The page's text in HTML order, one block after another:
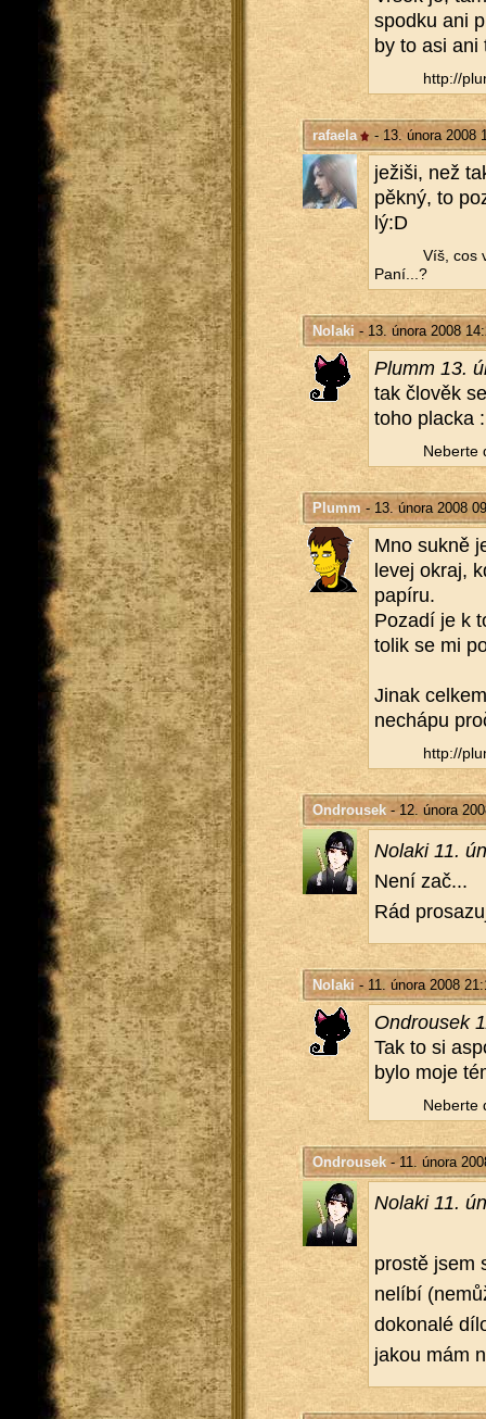
spod­ku ani
by to asi ani
http://​
rafaela - 13. února 2008
je­ži­ši, než
pěkný, to
lý:D
Víš, cos
Paní...?
Nolaki - 13. února 2008
Plumm 13.
tak člo­věk
toho plac­ka
Ne­ber­te
Plumm - 13. února 2008
Mno sukně
levej okraj,
pa­pí­ru.
Po­za­dí je k
tolik se mi
Jinak
ne­chá­pu
http://​
Ondrousek- 12. února
No­la­ki 11.
Není zač...
Rád
Nolaki - 11. února 2008
On­d­rou­sek
Tak to si
bylo moje
Ne­ber­te
Ondrousek- 11. února
No­la­ki 11.
pros­tě jsem
ne­lí­bí
do­ko­na­lé
jakou mám